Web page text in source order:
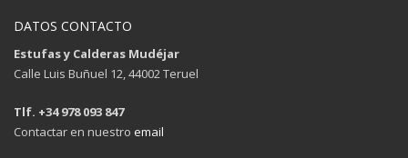
DATOS CONTACTO
Estufas y Calderas Mudéjar
Calle Luis Buñuel 12, 44002 Teruel
Tlf. +34 978 093 847
Contactar en nuestro email